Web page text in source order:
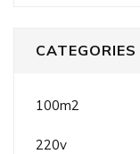
CATEGORIES
100m2
220v